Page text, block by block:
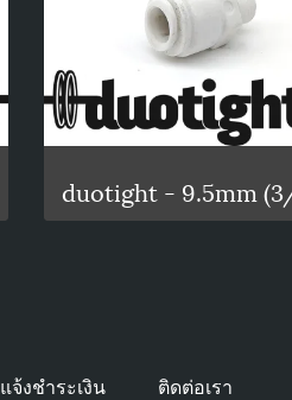
แจ้งชำระเงิน ติดต่อเรา